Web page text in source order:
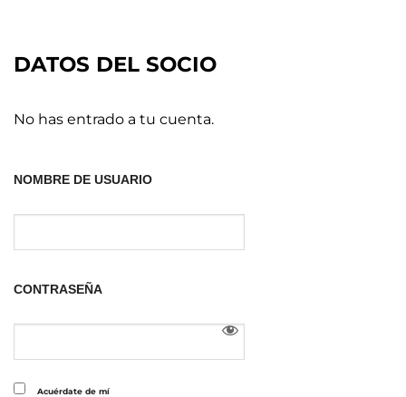
DATOS DEL SOCIO
No has entrado a tu cuenta.
NOMBRE DE USUARIO
CONTRASEÑA
Acuérdate de mí